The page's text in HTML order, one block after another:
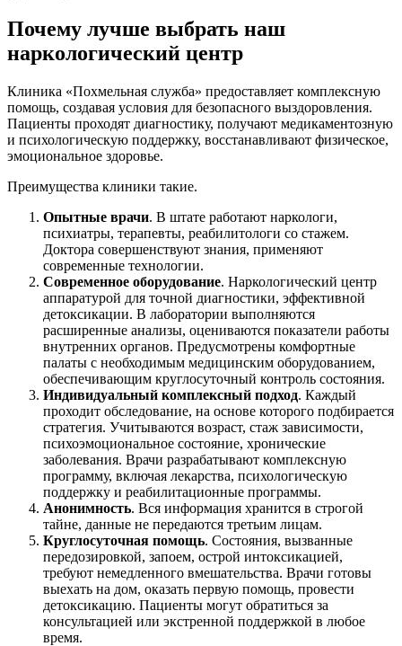
Почему лучше выбрать наш
наркологический центр
Клиника «Похмельная служба» предоставляет комплексную
помощь, создавая условия для безопасного выздоровления.
Пациенты проходят диагностику, получают медикаментозную
и психологическую поддержку, восстанавливают физическое,
эмоциональное здоровье.
Преимущества клиники такие.
Опытные врачи. В штате работают наркологи,
психиатры, терапевты, реабилитологи со стажем.
Доктора совершенствуют знания, применяют
современные технологии.
Современное оборудование. Наркологический центр
аппаратурой для точной диагностики, эффективной
детоксикации. В лаборатории выполняются
расширенные анализы, оцениваются показатели работы
внутренних органов. Предусмотрены комфортные
палаты с необходимым медицинским оборудованием,
обеспечивающим круглосуточный контроль состояния.
Индивидуальный комплексный подход. Каждый
проходит обследование, на основе которого подбирается
стратегия. Учитываются возраст, стаж зависимости,
психоэмоциональное состояние, хронические
заболевания. Врачи разрабатывают комплексную
программу, включая лекарства, психологическую
поддержку и реабилитационные программы.
Анонимность. Вся информация хранится в строгой
тайне, данные не передаются третьим лицам.
Круглосуточная помощь. Состояния, вызванные
передозировкой, запоем, острой интоксикацией,
требуют немедленного вмешательства. Врачи готовы
выехать на дом, оказать первую помощь, провести
детоксикацию. Пациенты могут обратиться за
консультацией или экстренной поддержкой в любое
время.